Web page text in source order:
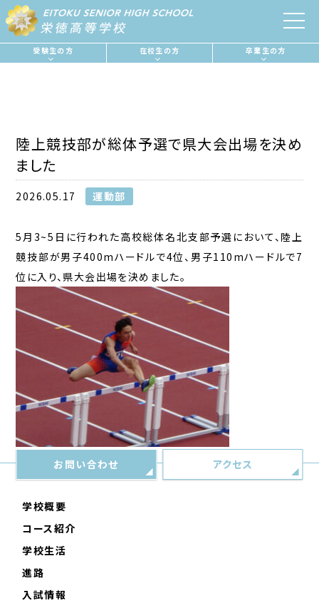
受験生の方 在校生の方 卒業生の方
陸上競技部が総体予選で県大会出場を決め
ました
2026.05.17 運動部
5月3~5日に行われた高校総体名北支部予選において、陸上
競技部が男子400mハードルで4位、男子110mハードルで7
位に入り、県大会出場を決めました。
お問い合わせ アクセス
学校概要
コース紹介
学校生活
進路
入試情報